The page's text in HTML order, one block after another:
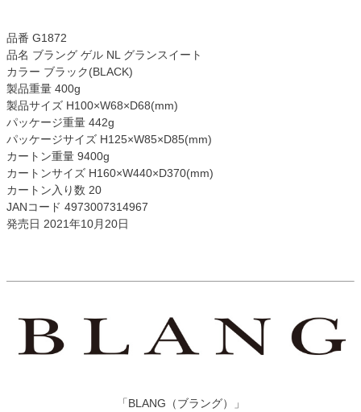
品番 G1872
品名 ブラング ゲル NL グランスイート
カラー ブラック(BLACK)
製品重量 400g
製品サイズ H100×W68×D68(mm)
パッケージ重量 442g
パッケージサイズ H125×W85×D85(mm)
カートン重量 9400g
カートンサイズ H160×W440×D370(mm)
カートン入り数 20
JANコード 4973007314967
発売日 2021年10月20日
「BLANG（ブラング）」